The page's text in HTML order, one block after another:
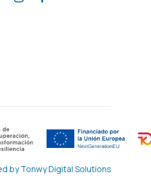
byTonwy Digital Solutions